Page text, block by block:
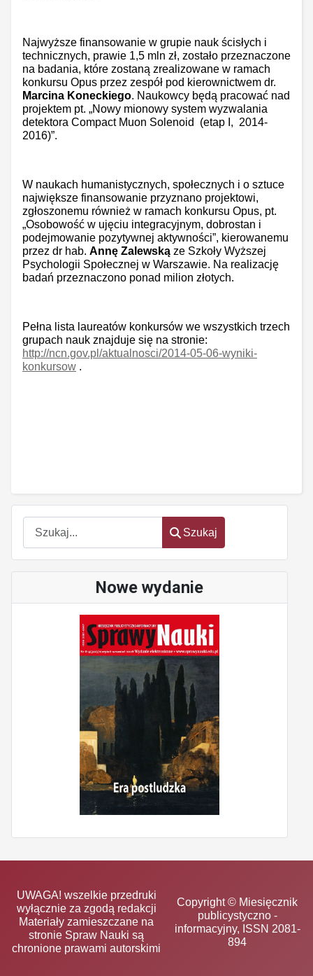
Szukaj
Szukaj
Nowe wydanie
Najwyższe finansowanie w grupie nauk ścisłych i
technicznych, prawie 1,5 mln zł, zostało przeznaczone
na badania, które zostaną zrealizowane w ramach
konkursu Opus przez zespół pod kierownictwem dr.
Marcina Koneckiego. Naukowcy będą pracować nad
projektem pt. „Nowy mionowy system wyzwalania
detektora Compact Muon Solenoid (etap I, 2014-
2016)”.
W naukach humanistycznych, społecznych i o sztuce
największe finansowanie przyznano projektowi,
zgłoszonemu również w ramach konkursu Opus, pt.
„Osobowość w ujęciu integracyjnym, dobrostan i
podejmowanie pozytywnej aktywności”, kierowanemu
przez dr hab. Annę Zalewską ze Szkoły Wyższej
Psychologii Społecznej w Warszawie. Na realizację
badań przeznaczono ponad milion złotych.
Pełna lista laureatów konkursów we wszystkich trzech
grupach nauk znajduje się na stronie:
http://ncn.gov.pl/aktualnosci/2014-05-06-wyniki-
konkursow .
UWAGA! wszelkie przedruki
wyłącznie za zgodą redakcji
Materiały zamieszczane na
stronie Spraw Nauki są
chronione prawami autorskimi
Copyright © Miesięcznik
publicystyczno -
informacyjny, ISSN 2081-
894